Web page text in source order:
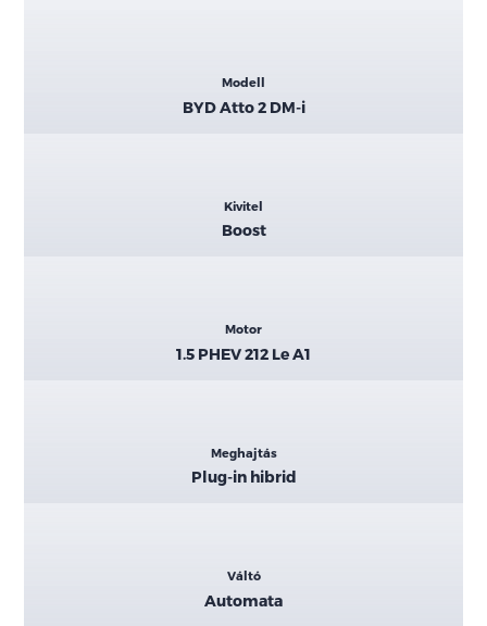
Modell
BYD Atto 2 DM-i
Kivitel
Boost
Motor
1.5 PHEV 212 Le A1
Meghajtás
Plug-in hibrid
Váltó
Automata